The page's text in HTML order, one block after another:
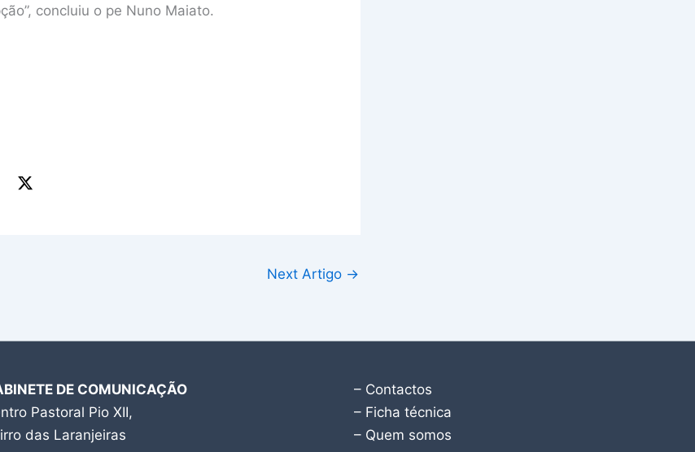
concluiu o pe Nuno Maiato.
Next Artigo →
DE COMUNICAÇÃO
Pastoral Pio XII,
das Laranjeiras
– Contactos
– Ficha técnica
– Quem somos